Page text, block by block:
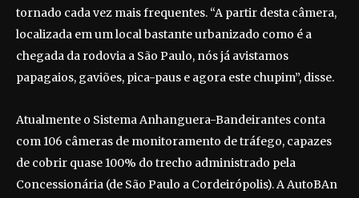
tornado cada vez mais frequentes. “A partir desta câmera,
localizada em um local bastante urbanizado como é a
chegada da rodovia a São Paulo, nós já avistamos
papagaios, gaviões, pica-paus e agora este chupim”, disse.
Atualmente o Sistema Anhanguera-Bandeirantes conta
com 106 câmeras de monitoramento de tráfego, capazes
de cobrir quase 100% do trecho administrado pela
Concessionária (de São Paulo a Cordeirópolis). A AutoBAn